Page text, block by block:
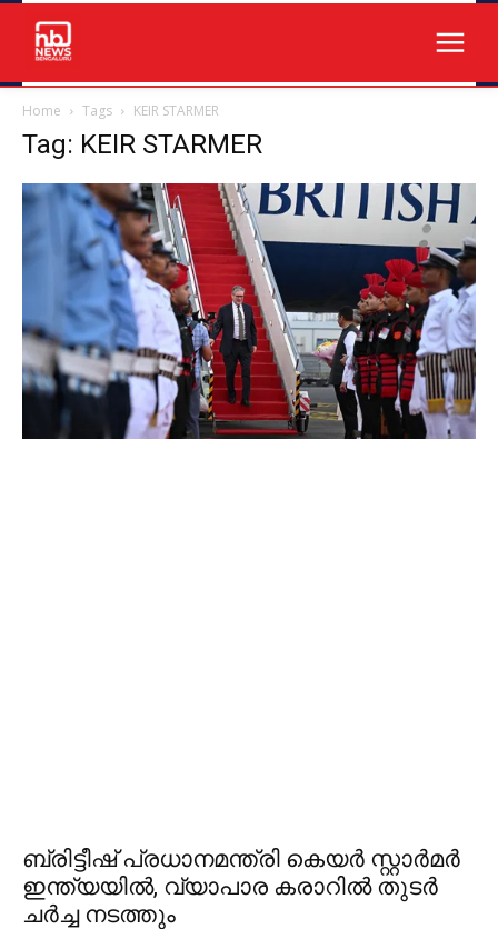
Home Tags KEIR STARMER
Tag: KEIR STARMER
ബ്രിട്ടീഷ് പ്രധാനമന്ത്രി കെയര്‍ സ്റ്റാര്‍മര്‍
ഇന്ത്യയില്‍, വ്യാപാര കരാറില്‍ തുടര്‍
ചര്‍ച്ച നടത്തും